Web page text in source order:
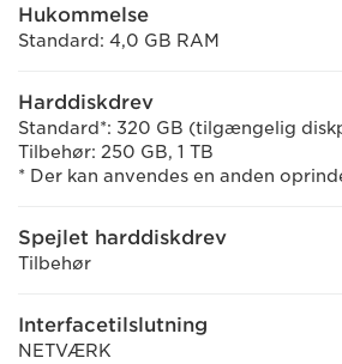
Hukommelse
Standard: 4,0 GB RAM
Harddiskdrev
Standard*: 320 GB (tilgængelig
Tilbehør: 250 GB, 1 TB
* Der kan anvendes en anden
Spejlet harddiskdrev
Tilbehør
Interfacetilslutning
NETVÆRK